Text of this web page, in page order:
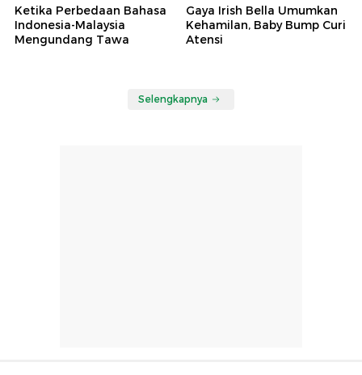
Ketika Perbedaan Bahasa
Indonesia-Malaysia
Mengundang Tawa
Gaya Irish Bella Umumkan
Kehamilan, Baby Bump Curi
Atensi
Selengkapnya